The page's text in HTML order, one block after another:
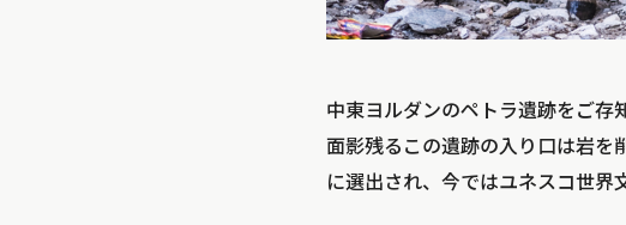
中東ヨルダンのペトラ遺跡をご存
面影残るこの遺跡の入り口は岩を
に選出され、今ではユネスコ世界